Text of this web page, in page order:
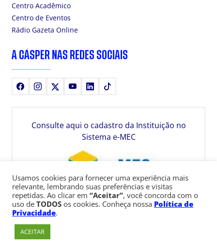
Centro Acadêmico
Centro de Eventos
Rádio Gazeta Online
A CÁSPER NAS REDES SOCIAIS
FacebookInstagram YoutubeLinkedIn
Consulte aqui o cadastro da Instituição no
Sistema e-MEC
Usamos cookies para fornecer uma experiência mais
relevante, lembrando suas preferências e visitas
repetidas. Ao clicar em “Aceitar”, você concorda com o
uso de TODOS os cookies. Conheça nossa Política de
Privacidade.
ACEITAR